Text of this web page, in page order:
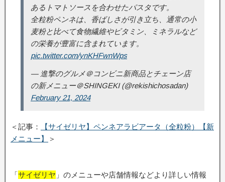
あるトマトソースを合わせたパスタです。
全粒粉ペンネは、香ばしさが引き立ち、通常の小
麦粉と比べて食物繊維やビタミン、ミネラルなど
の栄養が豊富に含まれています。
pic.twitter.com/ynKHFwnWps
— 進撃のグルメ＠コンビニ新商品とチェーン店
の新メニュー＠SHINGEKI (@rekishichosadan)
February 21, 2024
＜記事：
【サイゼリヤ】ペンネアラビアータ（全粒粉）【新
メニュー】
＞
「サイゼリヤ 」のメニューや店舗情報などより詳しい情報